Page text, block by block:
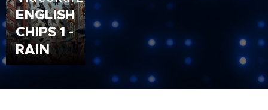
ENGLISH
CHIPS 1 -
RAIN